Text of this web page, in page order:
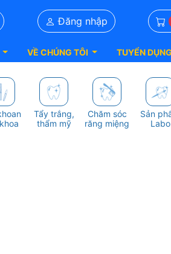
Đăng nhập
VỀ CHÚNG TÔI TUYỂN DỤNG
Tẩy trắng,
thẩm mỹ
Chăm sóc
răng miệng
Sản
Labo